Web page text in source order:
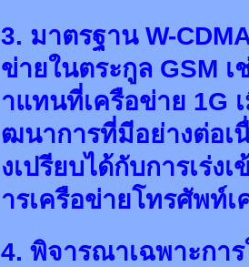
3. มาตรฐาน W-
ข่ายในตระกูล GSM
าแทนที่เครือข่าย 1G
ฒนาการที่มีอย่างต่อเ
งเปรียบได้กับการเร่
ารเครือข่ายโทรศัพท์
4. พิจารณาเฉพาะกา